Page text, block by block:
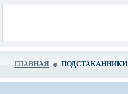
ГЛАВНАЯ ПОДСТАКАННИКИ